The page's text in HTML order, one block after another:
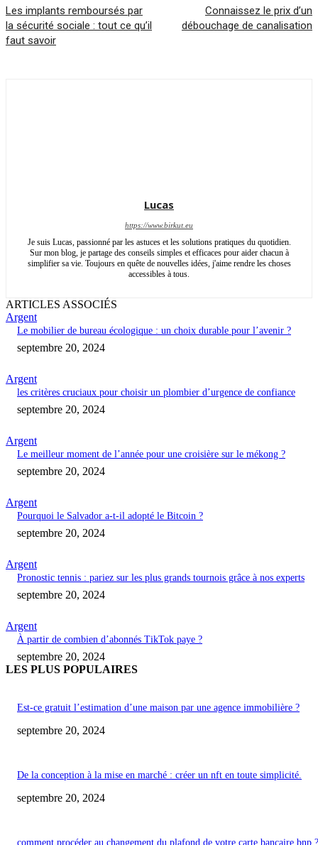
Les implants remboursés par
la sécurité sociale : tout ce qu’il
faut savoir
Connaissez le prix d’un
débouchage de canalisation
Lucas
https://www.birkut.eu
Je suis Lucas, passionné par les astuces et les solutions pratiques du quotidien.
Sur mon blog, je partage des conseils simples et efficaces pour aider chacun à
simplifier sa vie. Toujours en quête de nouvelles idées, j'aime rendre les choses
accessibles à tous.
ARTICLES ASSOCIÉS
Argent
Le mobilier de bureau écologique : un choix durable pour l’avenir ?
septembre 20, 2024
Argent
les critères cruciaux pour choisir un plombier d’urgence de confiance
septembre 20, 2024
Argent
Le meilleur moment de l’année pour une croisière sur le mékong ?
septembre 20, 2024
Argent
Pourquoi le Salvador a-t-il adopté le Bitcoin ?
septembre 20, 2024
Argent
Pronostic tennis : pariez sur les plus grands tournois grâce à nos experts
septembre 20, 2024
Argent
À partir de combien d’abonnés TikTok paye ?
septembre 20, 2024
LES PLUS POPULAIRES
Est-ce gratuit l’estimation d’une maison par une agence immobilière ?
septembre 20, 2024
De la conception à la mise en marché : créer un nft en toute simplicité.
septembre 20, 2024
comment procéder au changement du plafond de votre carte bancaire bnp ?